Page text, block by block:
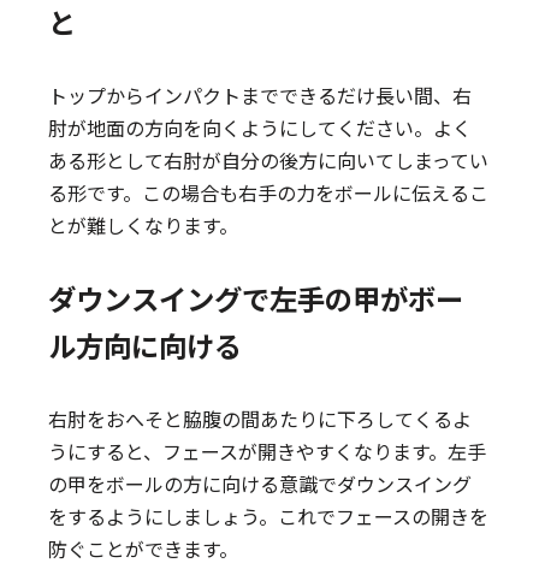
と
トップからインパクトまでできるだけ長い間、右
肘が地面の方向を向くようにしてください。よく
ある形として右肘が自分の後方に向いてしまってい
る形です。この場合も右手の力をボールに伝えるこ
とが難しくなります。
ダウンスイングで左手の甲がボー
ル方向に向ける
右肘をおへそと脇腹の間あたりに下ろしてくるよ
うにすると、フェースが開きやすくなります。左手
の甲をボールの方に向ける意識でダウンスイング
をするようにしましょう。これでフェースの開きを
防ぐことができます。